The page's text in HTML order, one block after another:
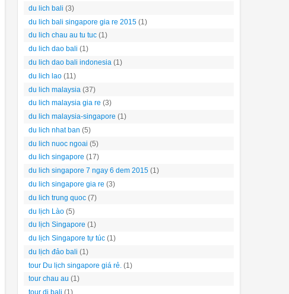
du lich bali (3)
du lich bali singapore gia re 2015 (1)
du lich chau au tu tuc (1)
du lich dao bali (1)
du lich dao bali indonesia (1)
du lich lao (11)
du lich malaysia (37)
du lich malaysia gia re (3)
du lich malaysia-singapore (1)
du lich nhat ban (5)
du lich nuoc ngoai (5)
du lich singapore (17)
du lich singapore 7 ngay 6 dem 2015 (1)
du lich singapore gia re (3)
du lich trung quoc (7)
du lịch Lào (5)
du lịch Singapore (1)
du lịch Singapore tự túc (1)
du lịch đảo bali (1)
tour Du lịch singapore giá rẻ. (1)
tour chau au (1)